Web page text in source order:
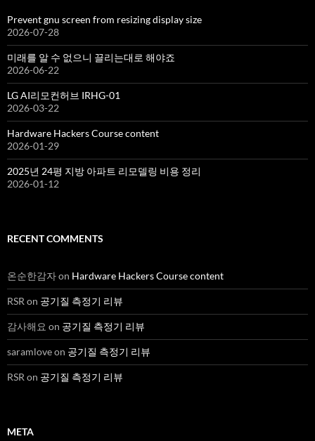
Prevent gnu screen from resizing display size
2026-07-28
미래를 알 수 없으니 끌리는대로 해야죠
2026-06-22
LG AI리모컨허브 IRHG-01
2026-03-22
Hardware Hackers Course content
2026-01-29
2025년 24평 지방 아파트 리모델링 비용 정리
2026-01-12
RECENT COMMENTS
온순한감자on Hardware Hackers Course content
RSR on 공기질 측정기 리뷰
감사해요 on 공기질 측정기 리뷰
saramloveon 공기질 측정기 리뷰
RSR on 공기질 측정기 리뷰
META